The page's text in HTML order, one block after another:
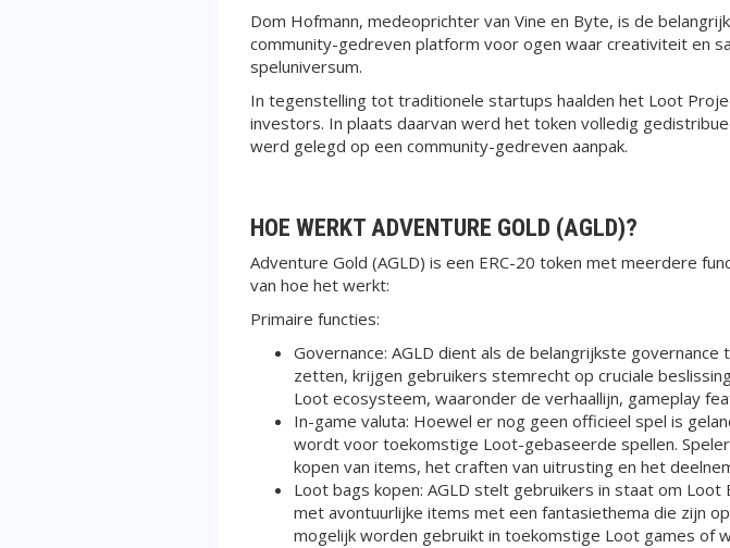
Dom Hofmann, medeoprichter van Vine en Byte, is de
community-gedreven platform voor ogen waar creativiteit en
speluniversum.
In tegenstelling tot traditionele startups haalden het Loot
investors. In plaats daarvan werd het token volledig
werd gelegd op een community-gedreven aanpak.
HOE WERKT ADVENTURE GOLD (AGLD)?
Adventure Gold (AGLD) is een ERC-20 token met meerdere
van hoe het werkt:
Primaire functies:
Governance: AGLD dient als de belangrijkste
zetten, krijgen gebruikers stemrecht op cruciale
Loot ecosysteem, waaronder de verhaallijn, gameplay
In-game valuta: Hoewel er nog geen officieel spel is
wordt voor toekomstige Loot-gebaseerde spellen.
kopen van items, het craften van uitrusting en het
Loot bags kopen: AGLD stelt gebruikers in staat om
met avontuurlijke items met een fantasiethema die zijn
mogelijk worden gebruikt in toekomstige Loot games of